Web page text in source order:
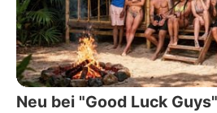
Neu bei "Good Luck